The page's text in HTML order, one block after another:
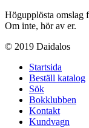
Högupplösta omslag
Om inte, hör av er.
© 2019 Daidalos
Startsida
Beställ katalog
Sök
Bokklubben
Kontakt
Kundvagn